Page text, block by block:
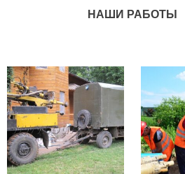
НАШИ РАБОТЫ